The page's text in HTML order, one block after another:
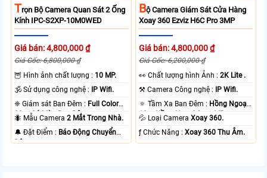
TRọn Bộ Camera Quan Sát 2 Ống
Kính IPC-S2XP-10M0WED
Giá bán: 4,800,000 ₫
Giá Gốc: 6,800,000 ₫
🦉 Hình ảnh chất lượng : 10 MP.
🕉️ Sử dụng công nghệ : IP Wifi.
❈ Giám sát Ban Đêm : Full Color
20m Có Màu Ban Ðêm.
🐜 Mẫu Camera2 Mắt Trong Nhà.
️🔔 Đặt Điểm : Báo Động Chuyển
Động.
BỘ Camera Giám Sát Cửa Hàng
Xoay 360 Ezviz H6C Pro 3MP
Giá bán: 4,800,000 ₫
Giá Gốc: 6,200,000 ₫
️👀 Chất lượng hình Ảnh :2K Lite .
⚒ Camera Công nghệ : IP Wifi.
🔅 Tầm Xa Ban Đêm : Hồng Ngoại
10m Hồng Ngoại Smart IR.
💦 Loại CameraXoay 360.
️ƒ Chức Năng :Xoay 360 Thu Âm.